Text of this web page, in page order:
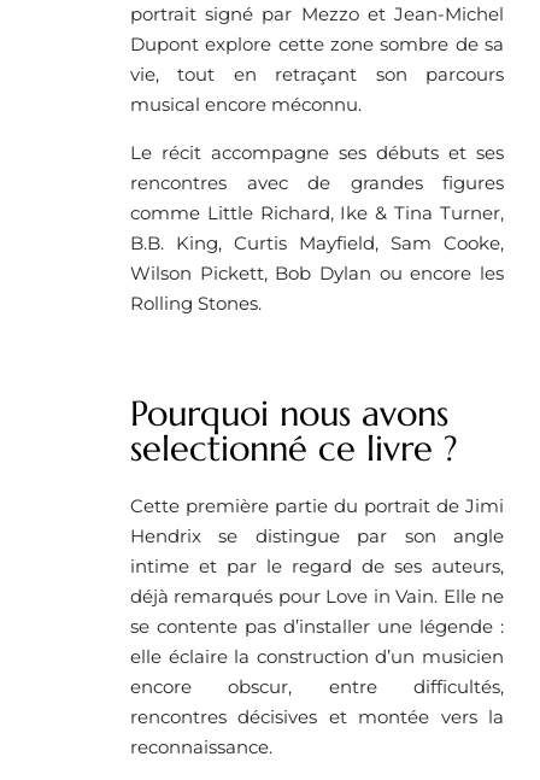
portrait signé par Mezzo et Jean-Michel
Dupont explore cette zone sombre de sa
vie, tout en retraçant son parcours
musical encore méconnu.
Le récit accompagne ses débuts et ses
rencontres avec de grandes figures
comme Little Richard, Ike & Tina Turner,
B.B. King, Curtis Mayfield, Sam Cooke,
Wilson Pickett, Bob Dylan ou encore les
Rolling Stones.
Pourquoi nous avons
selectionné ce livre ?
Cette première partie du portrait de Jimi
Hendrix se distingue par son angle
intime et par le regard de ses auteurs,
déjà remarqués pour Love in Vain. Elle ne
se contente pas d’installer une légende :
elle éclaire la construction d’un musicien
encore obscur, entre difficultés,
rencontres décisives et montée vers la
reconnaissance.